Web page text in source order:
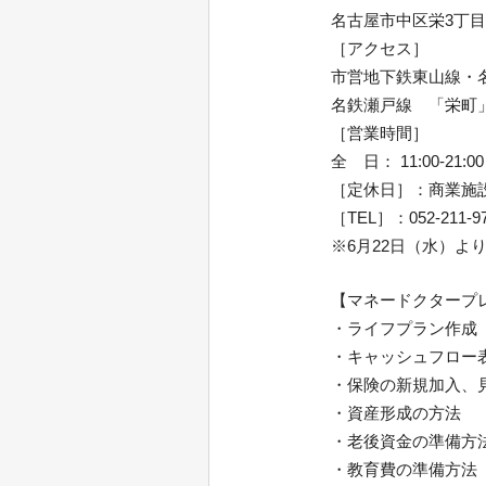
名古屋市中区栄3丁
［アクセス］
市営地下鉄東山線
名鉄瀬戸線 「栄町
［営業時間］
全 日： 11:00-21:00
［定休日］：商業施
［TEL］：052-211-
※6月22日（水）よ
【マネードクター
・ライフプラン作成
・キャッシュフロー
・保険の新規加入、
・資産形成の方法
・老後資金の準備方
・教育費の準備方法